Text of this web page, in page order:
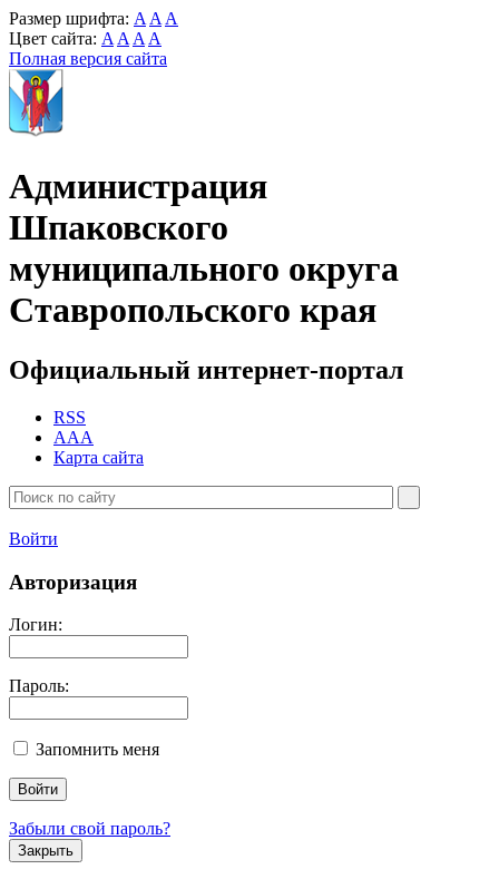
Размер шрифта: A A A
Цвет сайта: A A A A
Полная версия сайта
Администрация
Шпаковского
муниципального округа
Ставропольского края
Официальный интернет-портал
RSS
AAA
Карта сайта
Войти
Авторизация
Логин:
Пароль:
Запомнить меня
Забыли свой пароль?
Закрыть